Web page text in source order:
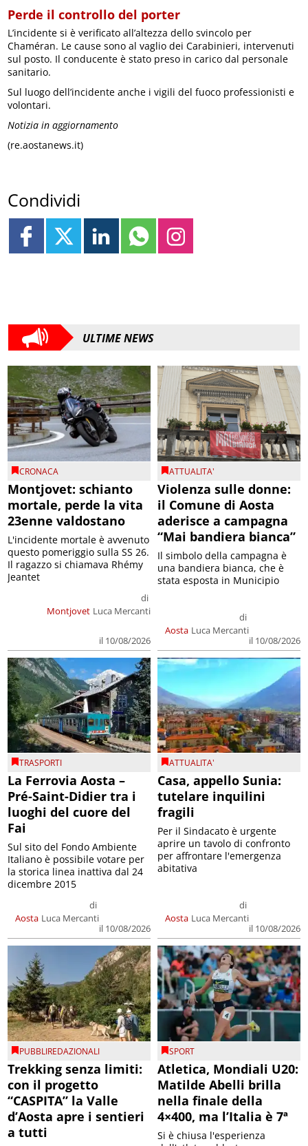
Perde il controllo del porter
L’incidente si è verificato all’altezza dello svincolo per
Chaméran. Le cause sono al vaglio dei Carabinieri, intervenuti
sul posto. Il conducente è stato preso in carico dal personale
sanitario.
Sul luogo dell’incidente anche i vigili del fuoco professionisti e
volontari.
Notizia in aggiornamento
(re.aostanews.it)
Condividi
ULTIME NEWS
CRONACA
Montjovet: schianto
mortale, perde la vita
23enne valdostano
Montjovet
di
Luca Mercanti
il 10/08/2026
L'incidente mortale è avvenuto
questo pomeriggio sulla SS 26.
Il ragazzo si chiamava Rhémy
Jeantet
ATTUALITA'
Violenza sulle donne:
il Comune di Aosta
aderisce a campagna
“Mai bandiera bianca”
Aosta
di
Luca Mercanti
il 10/08/2026
Il simbolo della campagna è
una bandiera bianca, che è
stata esposta in Municipio
TRASPORTI
La Ferrovia Aosta –
Pré-Saint-Didier tra i
luoghi del cuore del
Fai
Aosta
di
Luca Mercanti
il 10/08/2026
Sul sito del Fondo Ambiente
Italiano è possibile votare per
la storica linea inattiva dal 24
dicembre 2015
ATTUALITA'
Casa, appello Sunia:
tutelare inquilini
fragili
Aosta
di
Luca Mercanti
il 10/08/2026
Per il Sindacato è urgente
aprire un tavolo di confronto
per affrontare l'emergenza
abitativa
PUBBLIREDAZIONALI
Trekking senza limiti:
con il progetto
“CASPITA” la Valle
d’Aosta apre i sentieri
a tutti
SPORT
Atletica, Mondiali U20:
Matilde Abelli brilla
nella finale della
4×400, ma l’Italia è 7ª
Si è chiusa l'esperienza